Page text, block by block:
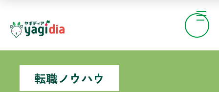
転職ノウハウ